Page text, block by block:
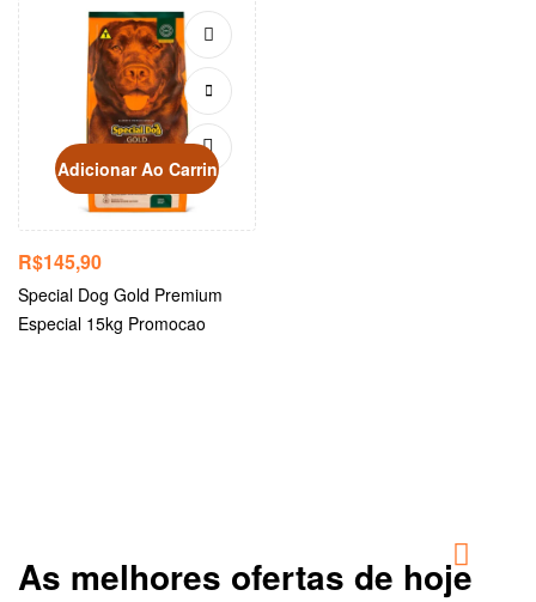
Adicionar Ao Carrinho
R$145,90
Special Dog Gold Premium
Especial 15kg Promocao
As melhores ofertas de hoje